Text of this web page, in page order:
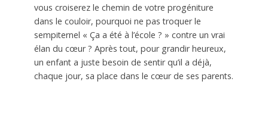
vous croiserez le chemin de votre progéniture
dans le couloir, pourquoi ne pas troquer le
sempiternel « Ça a été à l’école ? » contre un vrai
élan du cœur ? Après tout, pour grandir heureux,
un enfant a juste besoin de sentir qu’il a déjà,
chaque jour, sa place dans le cœur de ses parents.